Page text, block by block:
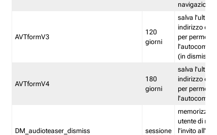
navigazione
AVTformV3
120
giorni
salva l'ultimo
indirizzo di
per
(in
AVTformV4
180
giorni
salva l'ultimo
indirizzo di
per
DM_audioteaser_dismiss sessione
memorizza
utente di
l'invito